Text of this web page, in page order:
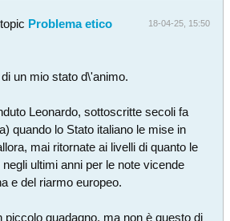
Problema etico 18-04-25, 15:50
un mio stato d\'animo.
Leonardo, sottoscritte secoli fa
quando lo Stato italiano le mise in
mai ritornate ai livelli di quanto le
ultimi anni per le note vicende
e del riarmo europeo.
piccolo guadagno, ma non è questo di